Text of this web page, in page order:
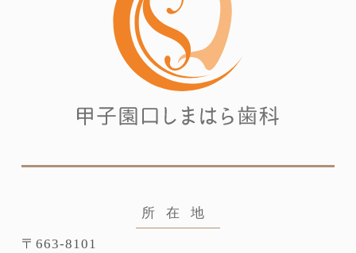
所在地
〒663-8101